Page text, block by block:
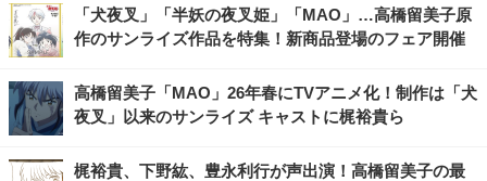
「犬夜叉」「半妖の夜叉姫」「MAO」…高橋留美子原
作のサンライズ作品を特集！新商品登場のフェア開催
高橋留美子「MAO」26年春にTVアニメ化！制作は「犬
夜叉」以来のサンライズ キャストに梶裕貴ら
梶裕貴、下野紘、豊永利行が声出演！高橋留美子の最